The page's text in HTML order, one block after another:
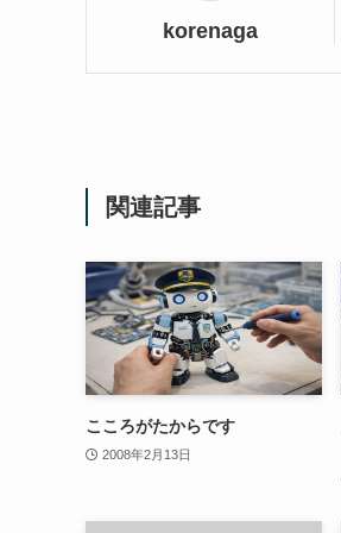
korenaga
関連記事
こころがたからです
2008年2月13日